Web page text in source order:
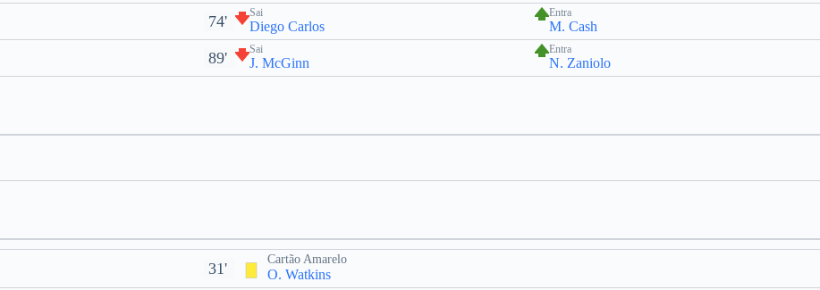
74' Sai
Diego Carlos
Entra
M. Cash
89' Sai
J. McGinn
Entra
N. Zaniolo
31'
Cartão Amarelo
O. Watkins